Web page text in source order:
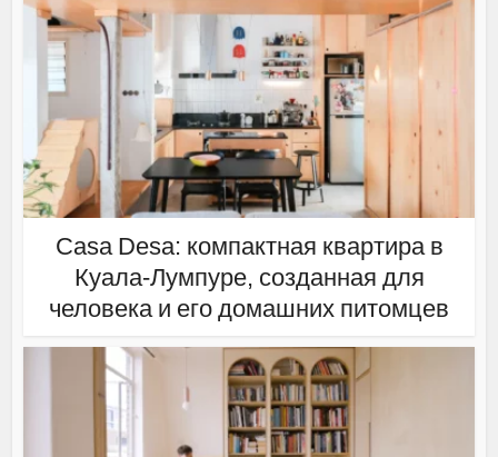
Casa Desa: компактная квартира в
Куала-Лумпуре, созданная для
человека и его домашних питомцев